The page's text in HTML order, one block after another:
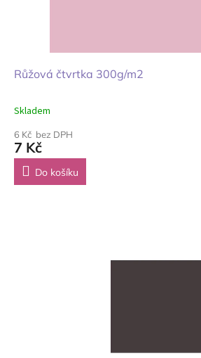
Růžová čtvrtka 300g/m2
Skladem
6 Kč bez DPH
7 Kč
Do košíku